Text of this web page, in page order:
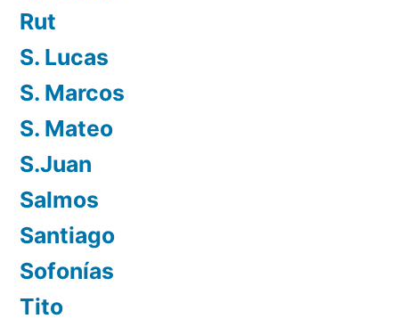
Rut
S. Lucas
S. Marcos
S. Mateo
S.Juan
Salmos
Santiago
Sofonías
Tito